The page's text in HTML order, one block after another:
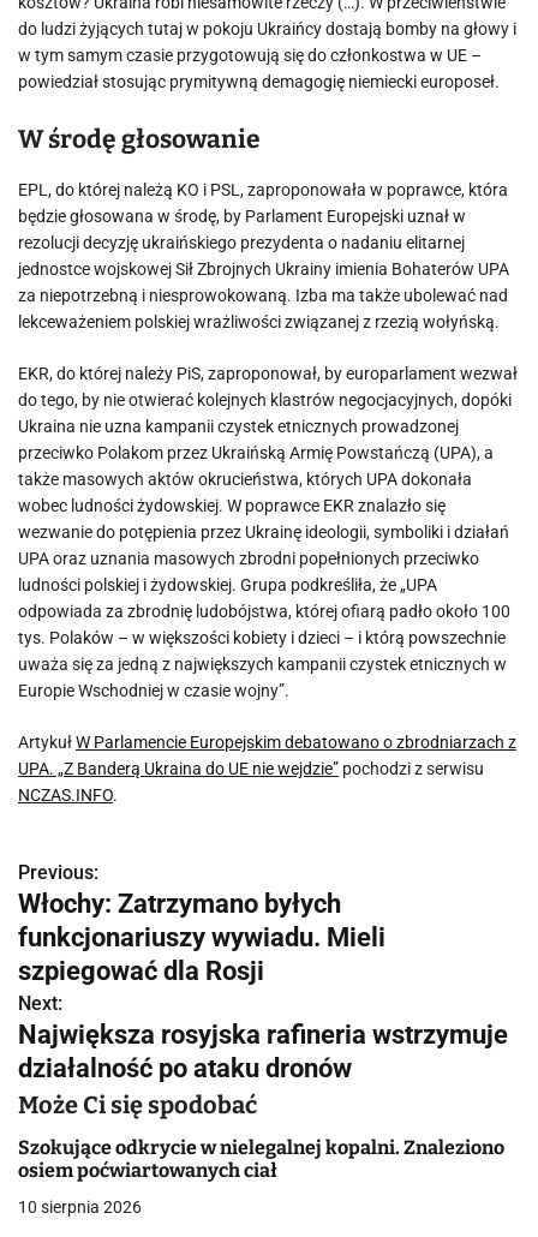
do ludzi żyjących tutaj w pokoju Ukraińcy dostają bomby na głowy i
w tym samym czasie przygotowują się do członkostwa w UE –
powiedział stosując prymitywną demagogię niemiecki europoseł.
W środę głosowanie
EPL, do której należą KO i PSL, zaproponowała w poprawce, która
będzie głosowana w środę, by Parlament Europejski uznał w
rezolucji decyzję ukraińskiego prezydenta o nadaniu elitarnej
jednostce wojskowej Sił Zbrojnych Ukrainy imienia Bohaterów UPA
za niepotrzebną i niesprowokowaną. Izba ma także ubolewać nad
lekceważeniem polskiej wrażliwości związanej z rzezią wołyńską.
EKR, do której należy PiS, zaproponował, by europarlament wezwał
do tego, by nie otwierać kolejnych klastrów negocjacyjnych, dopóki
Ukraina nie uzna kampanii czystek etnicznych prowadzonej
przeciwko Polakom przez Ukraińską Armię Powstańczą (UPA), a
także masowych aktów okrucieństwa, których UPA dokonała
wobec ludności żydowskiej. W poprawce EKR znalazło się
wezwanie do potępienia przez Ukrainę ideologii, symboliki i działań
UPA oraz uznania masowych zbrodni popełnionych przeciwko
ludności polskiej i żydowskiej. Grupa podkreśliła, że „UPA
odpowiada za zbrodnię ludobójstwa, której ofiarą padło około 100
tys. Polaków – w większości kobiety i dzieci – i którą powszechnie
uważa się za jedną z największych kampanii czystek etnicznych w
Europie Wschodniej w czasie wojny”.
ArtykułW Parlamencie Europejskim debatowano o zbrodniarzach z
UPA. „Z Banderą Ukraina do UE nie wejdzie” pochodzi z serwisu
NCZAS.INFO.
N
a
w
i
g
a
c
j
Previous:
Włochy: Zatrzymano byłych
funkcjonariuszy wywiadu. Mieli
szpiegować dla Rosji
Next:
Największa rosyjska rafineria wstrzymuje
działalność po ataku dronów
Może Ci się spodobać
Szokujące odkrycie w nielegalnej kopalni. Znaleziono
osiem poćwiartowanych ciał
10 sierpnia 2026